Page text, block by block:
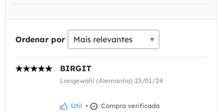
Ordenar por
BIRGIT
Langewahl (Alemanha) 23/01/24
Útil • Compra verificada